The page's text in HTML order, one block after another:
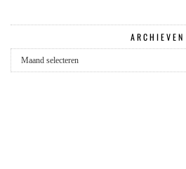
ARCHIEVEN
Archieven